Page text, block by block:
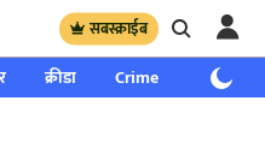
सबस्क्राईब
क्रीडा Crime साप्ताहिक